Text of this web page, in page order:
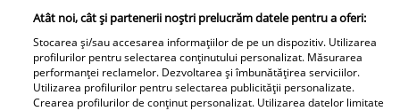
Izvorani. Ce nu s-a văzut
niciodată la TV: ”Eu am
cunoscut o altă latură a
relației lor. În casă era o
Doamnă a României la
întâlnirea cu președinta
Indiei la București.
Niciodată nu a fost atât
Atât noi, cât și partenerii noștri prelucrăm datele pentru a oferi:
Stocarea și/sau accesarea informațiilor de pe un dispozitiv. Utilizarea
profilurilor pentru selectarea conținutului personalizat. Măsurarea
performanței reclamelor. Dezvoltarea și îmbunătățirea serviciilor.
Utilizarea profilurilor pentru selectarea publicității personalizate.
Crearea profilurilor de conținut personalizat. Utilizarea datelor limitate